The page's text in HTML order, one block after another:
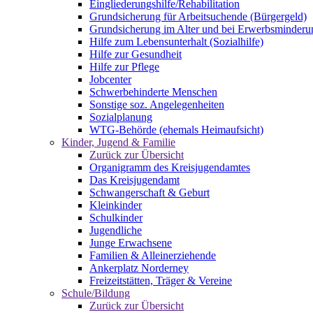
Eingliederungshilfe/Rehabilitation
Grundsicherung für Arbeitsuchende (Bürgergeld)
Grundsicherung im Alter und bei
Hilfe zum Lebensunterhalt (Sozialhilfe)
Hilfe zur Gesundheit
Hilfe zur Pflege
Jobcenter
Schwerbehinderte Menschen
Sonstige soz. Angelegenheiten
Sozialplanung
WTG-Behörde (ehemals Heimaufsicht)
Kinder, Jugend & Familie
Zurück zur Übersicht
Organigramm des Kreisjugendamtes
Das Kreisjugendamt
Schwangerschaft & Geburt
Kleinkinder
Schulkinder
Jugendliche
Junge Erwachsene
Familien & Alleinerziehende
Ankerplatz Norderney
Freizeitstätten, Träger & Vereine
Schule/Bildung
Zurück zur Übersicht